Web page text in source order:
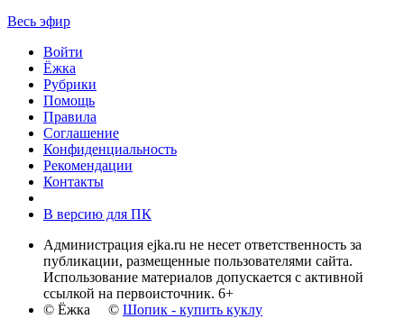
Весь эфир
Войти
Ёжка
Рубрики
Помощь
Правила
Соглашение
Конфиденциальность
Рекомендации
Контакты
В версию для ПК
Администрация ejka.ru не несет ответственность за
публикации, размещенные пользователями сайта.
Использование материалов допускается с активной
ссылкой на первоисточник. 6+
© Ёжка © Шопик - купить куклу